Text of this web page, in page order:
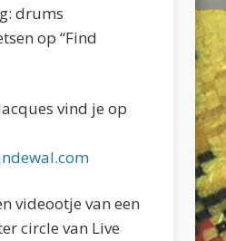
drums
op “Find
vind je op
videootje van een
circle van Live